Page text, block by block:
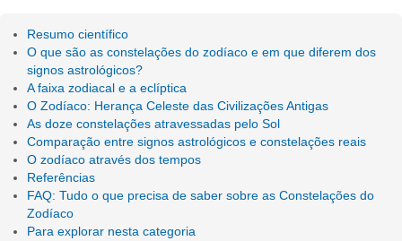
Resumo científico
O que são as constelações do zodíaco e em que diferem dos
signos astrológicos?
A faixa zodiacal e a eclíptica
O Zodíaco: Herança Celeste das Civilizações Antigas
As doze constelações atravessadas pelo Sol
Comparação entre signos astrológicos e constelações reais
O zodíaco através dos tempos
Referências
FAQ: Tudo o que precisa de saber sobre as Constelações do
Zodíaco
Para explorar nesta categoria